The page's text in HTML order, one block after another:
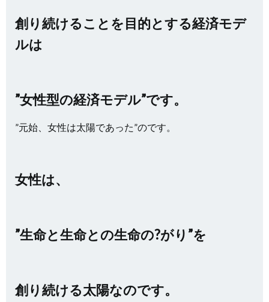
創り続けることを目的とする経済モデ
ルは
”女性型の経済モデル”です。
”元始、女性は太陽であった”のです。
女性は、
”生命と生命との生命の?がり”を
創り続ける太陽なのです。